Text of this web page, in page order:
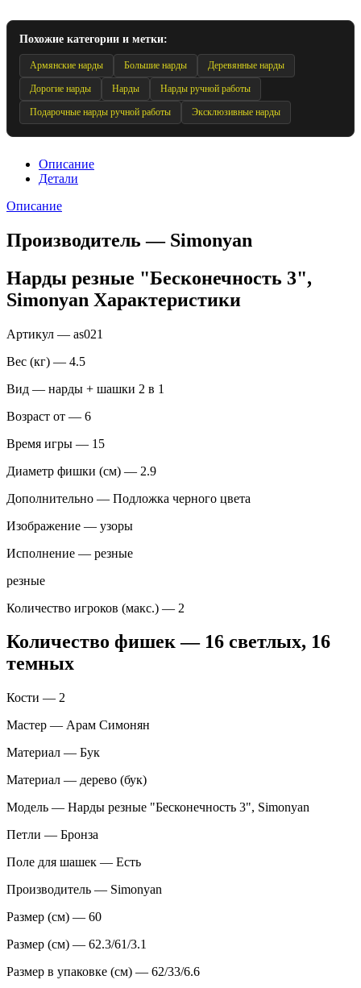
Похожие категории и метки:
Армянские нарды Большие нарды Деревянные нарды
Дорогие нарды Нарды Нарды ручной работы
Подарочные нарды ручной работы Эксклюзивные нарды
Описание
Детали
Описание
Производитель — Simonyan
Нарды резные "Бесконечность 3",
Simonyan Характеристики
Артикул — as021
Вес (кг) — 4.5
Вид — нарды + шашки 2 в 1
Возраст от — 6
Время игры — 15
Диаметр фишки (см) — 2.9
Дополнительно — Подложка черного цвета
Изображение — узоры
Исполнение — резные
резные
Количество игроков (макс.) — 2
Количество фишек — 16 светлых, 16
темных
Кости — 2
Мастер — Арам Симонян
Материал — Бук
Материал — дерево (бук)
Модель — Нарды резные "Бесконечность 3", Simonyan
Петли — Бронза
Поле для шашек — Есть
Производитель — Simonyan
Размер (см) — 60
Размер (см) — 62.3/61/3.1
Размер в упаковке (см) — 62/33/6.6